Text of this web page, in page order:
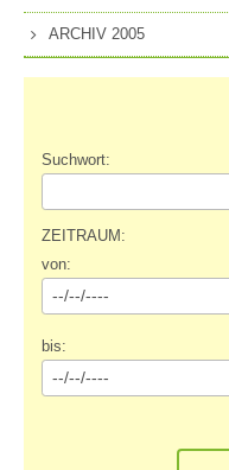
ARCHIV 2005
Suchwort:
ZEITRAUM:
von:
bis: